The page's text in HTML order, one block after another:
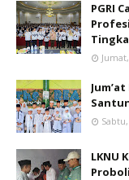
PGRI
LKNU